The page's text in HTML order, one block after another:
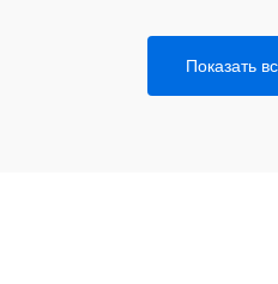
Показать